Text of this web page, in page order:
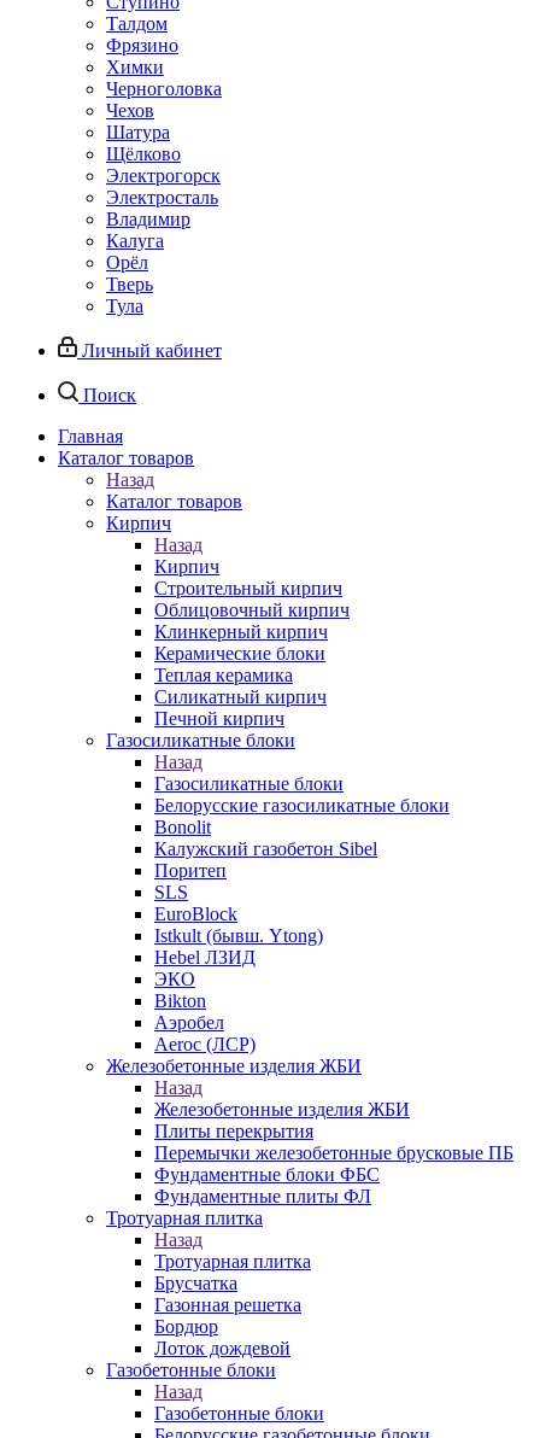
Талдом
Фрязино
Химки
Черноголовка
Чехов
Шатура
Щёлково
Электрогорск
Электросталь
Владимир
Калуга
Орёл
Тверь
Тула
Личный кабинет
Поиск
Главная
Каталог товаров
Назад
Каталог товаров
Кирпич
Назад
Кирпич
Строительный кирпич
Облицовочный кирпич
Клинкерный кирпич
Керамические блоки
Теплая керамика
Силикатный кирпич
Печной кирпич
Газосиликатные блоки
Назад
Газосиликатные блоки
Белорусские газосиликатные блоки
Bonolit
Калужский газобетон Sibel
Поритеп
SLS
EuroBlock
Istkult (бывш. Ytong)
Hebel ЛЗИД
ЭКО
Bikton
Аэробел
Aeroc (ЛСР)
Железобетонные изделия ЖБИ
Назад
Железобетонные изделия ЖБИ
Плиты перекрытия
Перемычки железобетонные брусковые ПБ
Фундаментные блоки ФБС
Фундаментные плиты ФЛ
Тротуарная плитка
Назад
Тротуарная плитка
Брусчатка
Газонная решетка
Бордюр
Лоток дождевой
Газобетонные блоки
Назад
Газобетонные блоки